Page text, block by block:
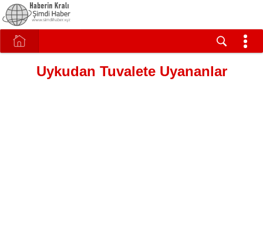
Uykudan Tuvalete Uyananlar